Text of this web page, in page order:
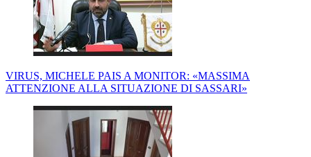
VIRUS, MICHELE PAIS A MONITOR: «MASSIMA
ATTENZIONE ALLA SITUAZIONE DI SASSARI»